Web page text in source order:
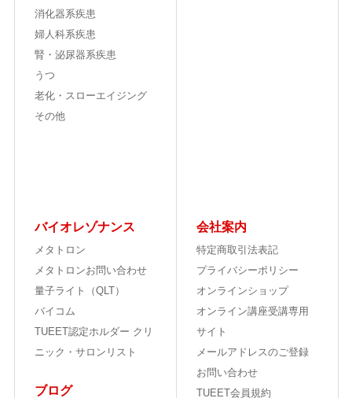
消化器系疾患
婦人科系疾患
腎・泌尿器系疾患
うつ
老化・スローエイジング
その他
バイオレゾナンス
メタトロン
メタトロンお問い合わせ
量子ライト（QLT）
バイコム
TUEET認定ホルダー クリ
ニック・サロンリスト
ブログ
会社案内
特定商取引法表記
プライバシーポリシー
オンラインショップ
オンライン講座受講専用
サイト
メールアドレスのご登録
お問い合わせ
TUEET会員規約